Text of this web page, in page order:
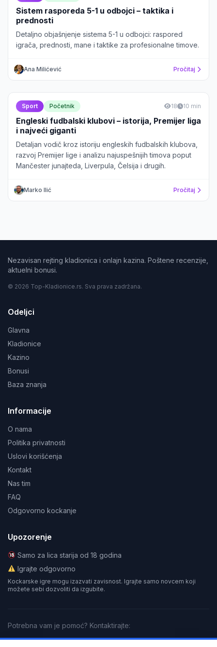
Sistem rasporeda 5-1 u odbojci – taktika i
prednosti
Detaljno objašnjenje sistema 5-1 u odbojci: raspored
igrača, prednosti, mane i taktike za profesionalne timove.
Ana Milićević Pročitaj
Sport Početnik 18 10 min
Engleski fudbalski klubovi – istorija, Premijer liga
i najveći giganti
Detaljan vodič kroz istoriju engleskih fudbalskih klubova,
razvoj Premijer lige i analizu najuspešnijih timova poput
Mančester junajteda, Liverpula, Čelsija i drugih.
Marko Ilić Pročitaj
Nezavisan rejting kladionica i onlajn kazina. Poštene recenzije,
aktuelni bonusi.
© 2026 Top-Kladionice.rs. Sva prava zadržana.
Odeljci
Glavna
Kladionice
Kazino
Bonusi
Baza znanja
Informacije
O nama
Politika privatnosti
Uslovi korišćenja
Kontakt
Nas tim
FAQ
Odgovorno kockanje
Upozorenje
Samo za lica starija od 18 godina
Igrajte odgovorno
Kockarske igre mogu izazvati zavisnost. Igrajte samo novcem koji
možete sebi dozvoliti da izgubite.
Potrebna vam je pomoć? Kontaktirajte:
GamCareBeGambleAwareGamblers Anonymous